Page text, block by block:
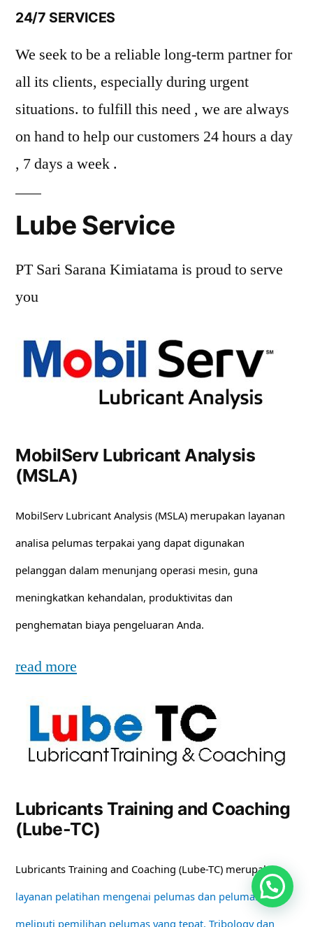
24/7 SERVICES
We seek to be a reliable long-term partner for
all its clients, especially during urgent
situations. to fulfill this need , we are always
on hand to help our customers 24 hours a day
, 7 days a week .
Lube Service
PT Sari Sarana Kimiatama is proud to serve
you
MobilServ Lubricant Analysis
(MSLA)
MobilServ Lubricant Analysis (MSLA) merupakan layanan
analisa pelumas terpakai yang dapat digunakan
pelanggan dalam menunjang operasi mesin, guna
meningkatkan kehandalan, produktivitas dan
penghematan biaya pengeluaran Anda.
read more
Lubricants Training and Coaching
(Lube-TC)
Lubricants Training and Coaching (Lube-TC) merupakan
layanan pelatihan mengenai pelumas dan pelumasan
meliputi pemilihan pelumas yang tepat, Tribology dan